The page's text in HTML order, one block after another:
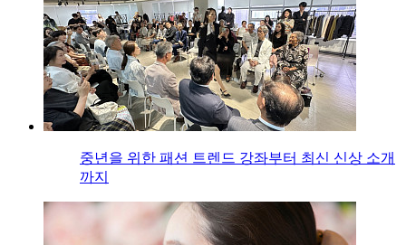
중년을 위한 패션 트렌드 강좌부터 최신 신상 소개
까지